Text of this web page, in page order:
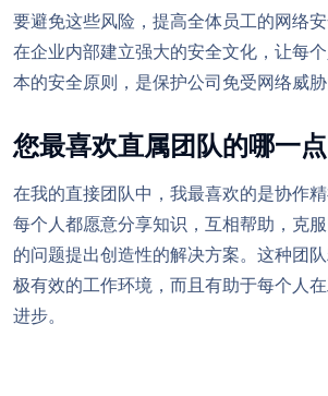
要避免这些风险，提高全体员工的网络安
在企业内部建立强大的安全文化，让每
本的安全原则，是保护公司免受网络威胁
您最喜欢直属团队的哪一点
在我的直接团队中，我最喜欢的是协作精
每个人都愿意分享知识，互相帮助，克
的问题提出创造性的解决方案。这种团
极有效的工作环境，而且有助于每个人
进步。